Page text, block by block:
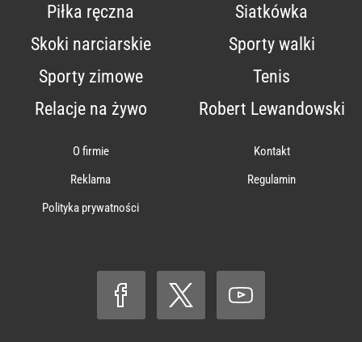
Piłka ręczna
Siatkówka
Skoki narciarskie
Sporty walki
Sporty zimowe
Tenis
Relacje na żywo
Robert Lewandowski
O firmie
Kontakt
Reklama
Regulamin
Polityka prywatności